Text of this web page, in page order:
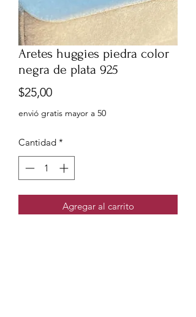
Aretes huggies piedra color
negra de plata 925
$25,00Precio
envió gratis mayor a 50
Cantidad *
Agregar al carrito